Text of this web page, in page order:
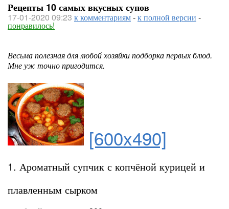
Рецепты 10 самых вкусных супов
17-01-2020 09:23 к комментариям-к полной версии -
понравилось!
Весьма полезная для любой хозяйки подборка первых блюд.
Мне уж точно пригодится.
[600x490]
1. Ароматный супчик с копчёной курицей и
плавленным сырком